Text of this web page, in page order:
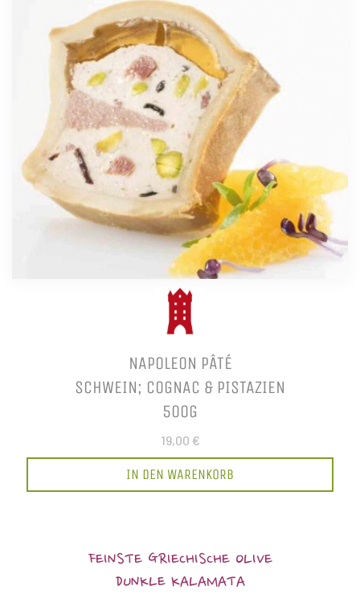
NAPOLEON PÂTÉ
SCHWEIN; COGNAC & PISTAZIEN
500G
19,00 €
IN DEN WARENKORB
FEINSTE GRIECHISCHE OLIVE
DUNKLE KALAMATA